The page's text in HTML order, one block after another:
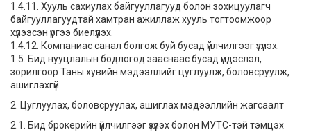
1.4.11. Хууль сахиулах байгууллагууд болон зохицуулагч
байгууллагуудтай хамтран ажиллаж хууль тогтоомжоор
хүлээсэн үүргээ биелүүлэх.
1.4.12. Компаниас санал болгож буй бусад үйлчилгээг үзүүлэх.
1.5. Бид нууцлалын бодлогод зааснаас бусад үндэслэл,
зорилгоор Таны хувийн мэдээллийг цуглуулж, боловсруулж,
ашиглахгүй.
2. Цуглуулах, боловсруулах, ашиглах мэдээллийн жагсаалт
2.1. Бид брокерийн үйлчилгээг үзүүлэх болон МУТС-тэй тэмцэх